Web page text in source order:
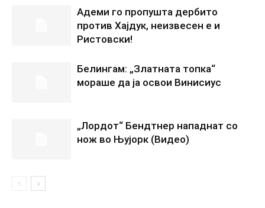
Адеми го пропушта дербито
против Хајдук, неизвесен е и
Ристовски!
Белингам: „Златната топка“
мораше да ја освои Винисиус
„Лордот“ Бендтнер нападнат со
нож во Њујорк (Видео)